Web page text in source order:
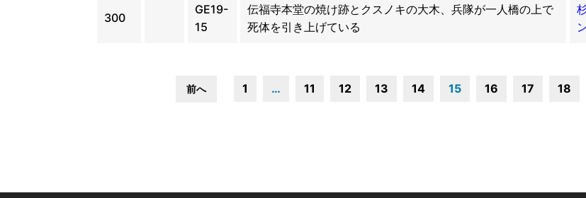
300
GE19-
15
伝福寺本堂の焼け跡とクスノキの大木、兵隊が一人橋の上で
死体を引き上げている
前へ 1 … 11 12 13 14 15 16 17 18